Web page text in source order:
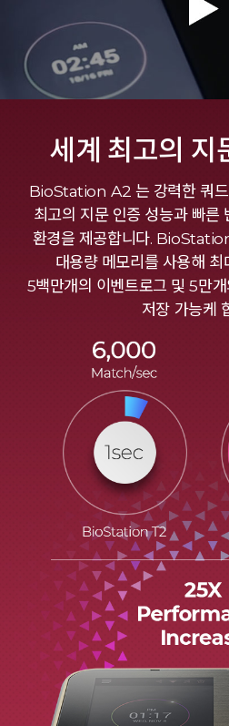
세계 최고의 지
BioStation A2 는 강력한 쿼드
최고의 지문 인증 성능과 빠른
환경을 제공합니다.
대용량 메모리를 사용해
5백만개의 이벤트로그 및 5만
저장 가능케